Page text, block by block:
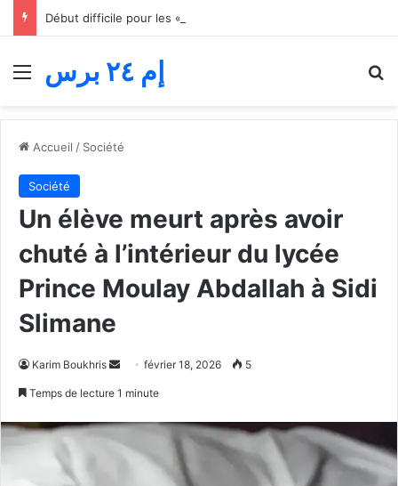
Menu إم ٢٤ برس
Accueil / Société
Société
Un élève meurt après avoir
chuté à l’intérieur du lycée
Prince Moulay Abdallah à Sidi
Slimane
Karim Boukhris
Envoyerfévrier 18, 2026 5
Temps de lecture 1 minute